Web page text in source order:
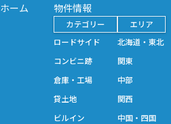
駅徒歩
分以内
台以上
フリーワード
上記条件で物件を検索
ホーム 物件情報
カテゴリー
ロードサイド
コンビニ跡
倉庫・工場
貸土地
ビルイン
エリア
北海道・東北
関東
中部
関西
中国・四国